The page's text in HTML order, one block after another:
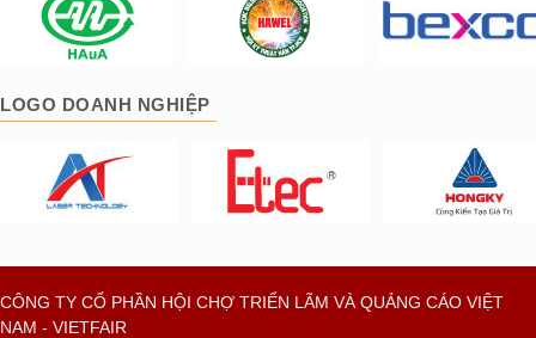
LOGO DOANH NGHIỆP
CÔNG TY CỔ PHẦN HỘI CHỢ TRIỂN LÃM VÀ QUẢNG CÁO VIỆT
NAM - VIETFAIR